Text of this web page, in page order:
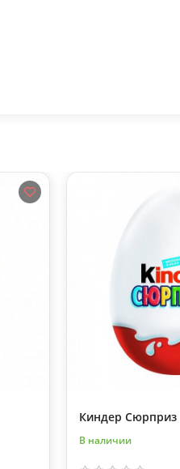
Киндер Сюрприз
В наличии